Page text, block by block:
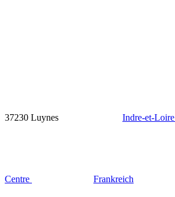
37230 Luynes Indre-et-Loire
Centre Frankreich